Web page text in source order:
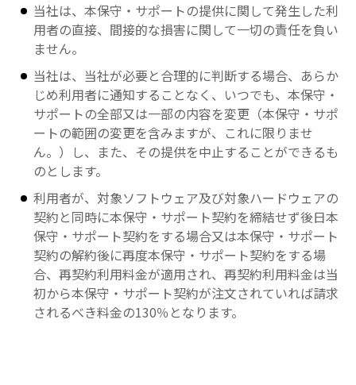
当社は、本保守・サポートの提供に関して発生した利
用者の直接、間接的な損害に関して一切の責任を負い
ません。
当社は、当社が必要と合理的に判断する場合、あらか
じめ利用者に通知することなく、いつでも、本保守・
サポートの全部又は一部の内容を変更（本保守・サポ
ートの範囲の変更を含みますが、これに限りませ
ん。）し、また、その提供を中止することができるも
のとします。
利用者が、対象ソフトウェア及び対象ハードウェアの
契約と同時に本保守・サポート契約を締結せず後日本
保守・サポート契約をする場合又は本保守・サポート
契約の解約後に再度本保守・サポート契約をする場
合、再契約利用料金が適用され、再契約利用料金は当
初から本保守・サポート契約が注文されていれば請求
されるべき料金の130％となります。